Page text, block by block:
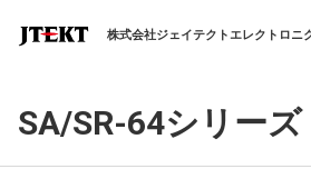
株式会社ジェイテクトエレクトロニ
SA/SR-64シリーズ